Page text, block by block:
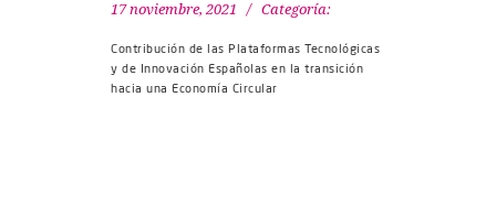
17 noviembre, 2021 Categoría:
Contribución de las Plataformas Tecnológicas
y de Innovación Españolas en la transición
hacia una Economía Circular